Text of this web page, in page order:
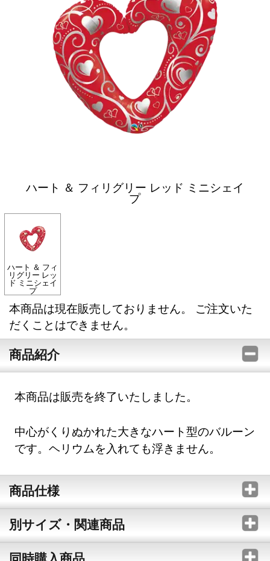
ハート ＆ フィリグリー レッド ミニシェイ
プ
ハート ＆ フィ
リグリー レッ
ド ミニシェイ
プ
本商品は現在販売しておりません。 ご注文いた
だくことはできません。
商品紹介
本商品は販売を終了いたしました。
中心がくりぬかれた大きなハート型のバルーン
です。ヘリウムを入れても浮きません。
商品仕様
別サイズ・関連商品